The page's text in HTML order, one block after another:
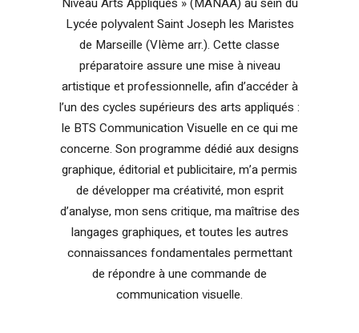
Lycée polyvalent Saint Joseph les Maristes
de Marseille (VIème arr.). Cette classe
préparatoire assure une mise à niveau
artistique et professionnelle, afin d’accéder à
l’un des cycles supérieurs des arts appliqués :
le BTS Communication Visuelle en ce qui me
concerne. Son programme dédié aux designs
graphique, éditorial et publicitaire, m’a permis
de développer ma créativité, mon esprit
d’analyse, mon sens critique, ma maîtrise des
langages graphiques, et toutes les autres
connaissances fondamentales permettant
de répondre à une commande de
communication visuelle.